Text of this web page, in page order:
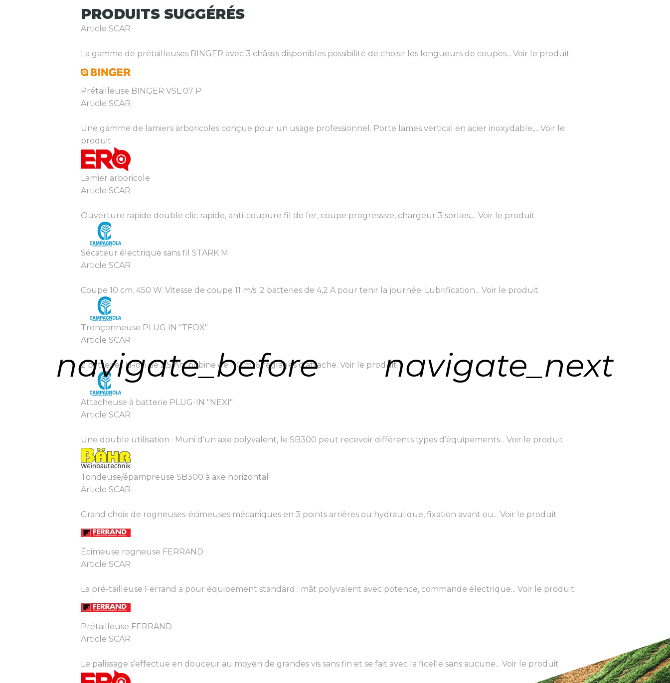
PRODUITS SUGGÉRÉS
navigate_before
Article SCAR
La gamme de prétailleuses BINGER avec 3 châssis disponibles possibilité de choisir les longueurs de coupes... Voir le produit
Prétailleuse BINGER VSL 07 P
Article SCAR
Une gamme de lamiers arboricoles conçue pour un usage professionnel. Porte lames vertical en acier inoxydable,... Voir le
produit
Lamier arboricole
Article SCAR
Ouverture rapide double clic rapide, anti-coupure fil de fer, coupe progressive, chargeur 3 sorties,... Voir le produit
Sécateur électrique sans fil STARK M
Article SCAR
Coupe 10 cm. 450 W. Vitesse de coupe 11 m/s. 2 batteries de 4,2 A pour tenir la journée. Lubrification... Voir le produit
Tronçonneuse PLUG IN "TFOX"
Article SCAR
2 batteries Li-ion de 2,5 Ah, bobine de 110 m, 6 réglages d’attache. Voir le produit
Attacheuse à batterie PLUG-IN "NEXI"
Article SCAR
Une double utilisation : Muni d’un axe polyvalent, le SB300 peut recevoir différents types d’équipements... Voir le produit
Tondeuse/épampreuse SB300 à axe horizontal
Article SCAR
Grand choix de rogneuses-écimeuses mécaniques en 3 points arrières ou hydraulique, fixation avant ou... Voir le produit
Écimeuse rogneuse FERRAND
Article SCAR
La pré-tailleuse Ferrand a pour équipement standard : mât polyvalent avec potence, commande électrique... Voir le produit
Prétailleuse FERRAND
Article SCAR
Le palissage s’effectue en douceur au moyen de grandes vis sans fin et se fait avec la ficelle sans aucune... Voir le produit
navigate_next